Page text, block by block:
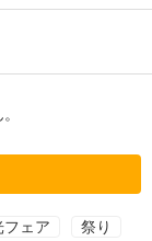
フェア 祭り